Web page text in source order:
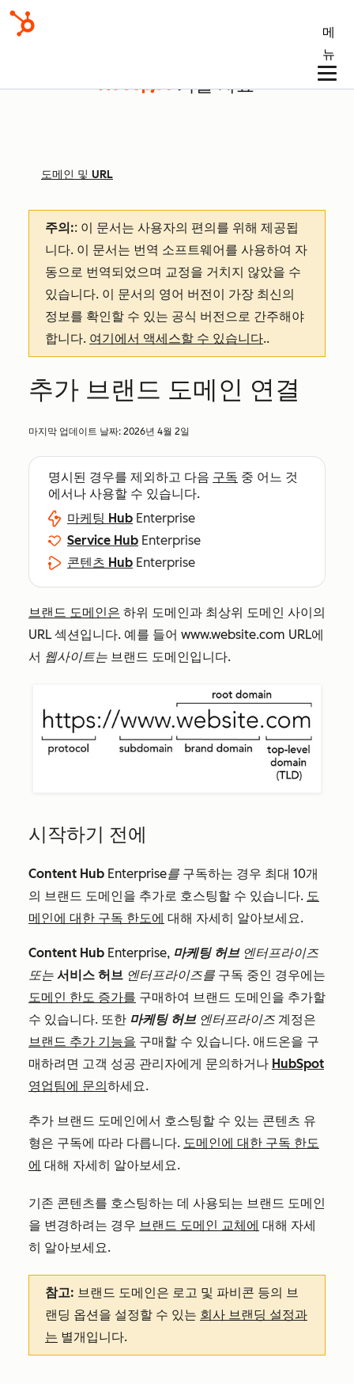
메
뉴
기술 자료
도메인 및 URL
주의:: 이 문서는 사용자의 편의를 위해 제공됩
니다. 이 문서는 번역 소프트웨어를 사용하여 자
동으로 번역되었으며 교정을 거치지 않았을 수
있습니다. 이 문서의 영어 버전이 가장 최신의
정보를 확인할 수 있는 공식 버전으로 간주해야
합니다. 여기에서 액세스할 수 있습니다..
추가 브랜드 도메인 연결
마지막 업데이트 날짜: 2026년 4월 2일
명시된 경우를 제외하고 다음 구독 중 어느 것
에서나 사용할 수 있습니다.
마케팅 Hub Enterprise
Service Hub Enterprise
콘텐츠 Hub Enterprise
브랜드 도메인은 하위 도메인과 최상위 도메인 사이의
URL 섹션입니다. 예를 들어 www.website.com URL에
서 웹사이트는 브랜드 도메인입니다.
시작하기 전에
Content Hub Enterprise를 구독하는 경우 최대 10개
의 브랜드 도메인을 추가로 호스팅할 수 있습니다. 도
메인에 대한 구독 한도에 대해 자세히 알아보세요.
Content Hub Enterprise, 마케팅 허브엔터프라이즈
또는 서비스 허브 엔터프라이즈를 구독 중인 경우에는
도메인 한도 증가를 구매하여 브랜드 도메인을 추가할
수 있습니다. 또한 마케팅 허브엔터프라이즈 계정은
브랜드 추가 기능을 구매할 수 있습니다. 애드온을 구
매하려면 고객 성공 관리자에게 문의하거나 HubSpot
영업팀에 문의하세요.
추가 브랜드 도메인에서 호스팅할 수 있는 콘텐츠 유
형은 구독에 따라 다릅니다. 도메인에 대한 구독 한도
에 대해 자세히 알아보세요.
기존 콘텐츠를 호스팅하는 데 사용되는 브랜드 도메인
을 변경하려는 경우 브랜드 도메인 교체에 대해 자세
히 알아보세요.
참고: 브랜드 도메인은 로고 및 파비콘 등의 브
랜딩 옵션을 설정할 수 있는 회사 브랜딩 설정과
는 별개입니다.